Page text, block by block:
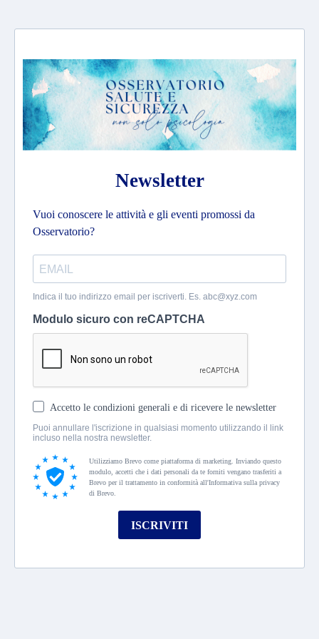
Newsletter
Vuoi conoscere le attività e gli eventi promossi da
Osservatorio?
Indica il tuo indirizzo email per iscriverti. Es. abc@xyz.com
Modulo sicuro con reCAPTCHA
Accetto le condizioni generali e di ricevere le newsletter
Puoi annullare l'iscrizione in qualsiasi momento utilizzando il link
incluso nella nostra newsletter.
Utilizziamo Brevo come piattaforma di marketing. Inviando questo
modulo, accetti che i dati personali da te forniti vengano trasferiti a
Brevo per il trattamento in conformità all'Informativa sulla privacy
di Brevo.
ISCRIVITI